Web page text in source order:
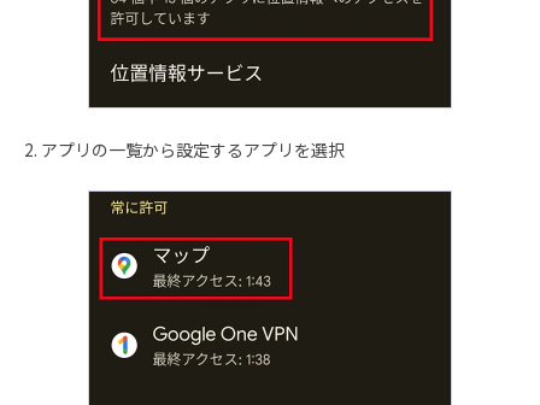
2. アプリの一覧から設定するアプリを選択